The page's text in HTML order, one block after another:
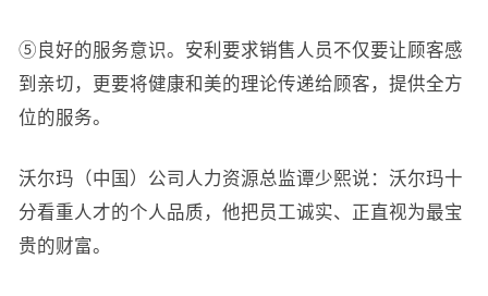
⑤良好的服务意识。安利要求销售人员不仅要让顾客感
到亲切，更要将健康和美的理论传递给顾客，提供全方
位的服务。
沃尔玛（中国）公司人力资源总监谭少熙说：沃尔玛十
分看重人才的个人品质，他把员工诚实、正直视为最宝
贵的财富。